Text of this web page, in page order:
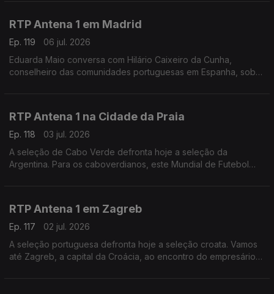
RTP Antena 1 em Madrid
Ep. 119
06 jul. 2026
Eduarda Maio conversa com Hilário Caixeiro da Cunha,
conselheiro das comunidades portuguesas em Espanha, sobre
RTP Antena 1 na Cidade da Praia
Ep. 118
03 jul. 2026
A seleção de Cabo Verde defronta hoje a seleção da
Argentina. Para os caboverdianos, este Mundial de Futebol
RTP Antena 1 em Zagreb
Ep. 117
02 jul. 2026
A seleção portuguesa defronta hoje a seleção croata. Vamos
até Zagreb, a capital da Croácia, ao encontro do empresário